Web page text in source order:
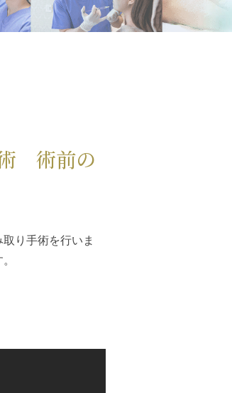
術前の
り手術を行いま